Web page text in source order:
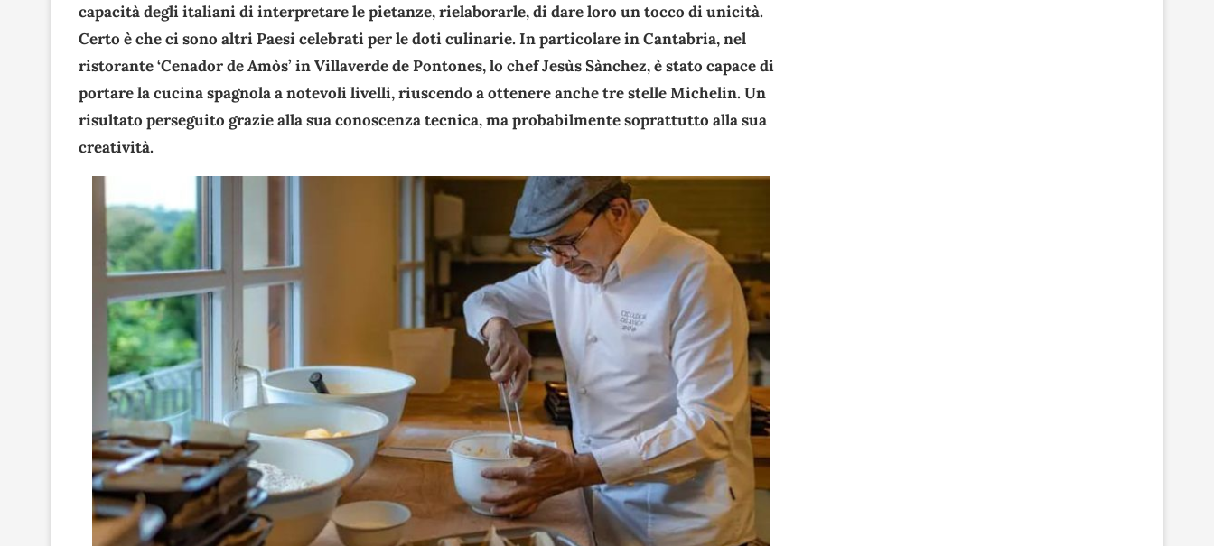
capacità degli italiani di interpretare le pietanze, rielaborarle, di dare loro un tocco di unicità.
Certo è che ci sono altri Paesi celebrati per le doti culinarie. In particolare in Cantabria, nel
ristorante ‘Cenador de Amòs’ in Villaverde de Pontones, lo chef Jesùs Sànchez, è stato capace di
portare la cucina spagnola a notevoli livelli, riuscendo a ottenere anche tre stelle Michelin. Un
risultato perseguito grazie alla sua conoscenza tecnica, ma probabilmente soprattutto alla sua
creatività.